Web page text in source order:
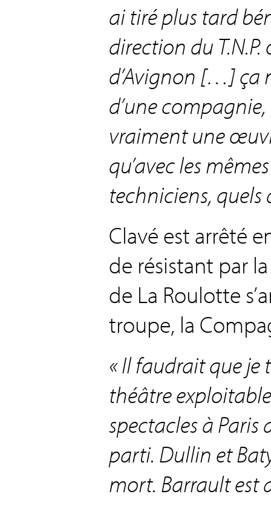
ai tiré plus tard
direction du T.N.P.
d’Avignon […] ça
d’une
vraiment une
qu’avec les
techniciens, quels
Clavé est arrêté
de résistant par
de La Roulotte
troupe, la
« Il faudrait que je
théâtre
spectacles à
parti. Dullin et
mort. Barrault est